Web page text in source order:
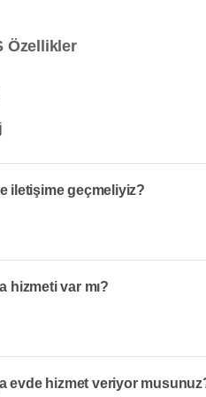
Özellikler
iletişime geçmeliyiz?
hizmeti var mı?
evde hizmet veriyor